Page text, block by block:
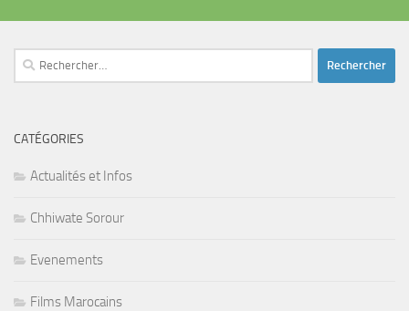
Rechercher :
CATÉGORIES
Actualités et Infos
Chhiwate Sorour
Evenements
Films Marocains